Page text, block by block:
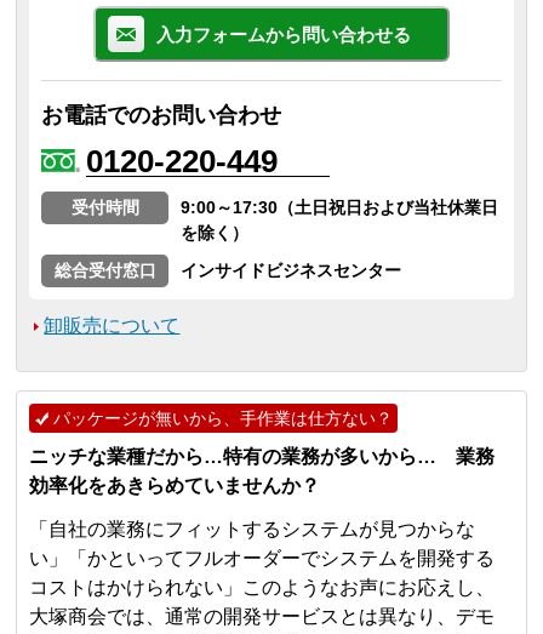
入力フォームから問い合わせる
お電話でのお問い合わせ
0120-220-449
受付時間
9:00～17:30（土日祝日および当社休業日
を除く）
総合受付窓口
インサイドビジネスセンター
卸販売について
パッケージが無いから、手作業は仕方ない？
ニッチな業種だから…特有の業務が多いから… 業務
効率化をあきらめていませんか？
「自社の業務にフィットするシステムが見つからな
い」「かといってフルオーダーでシステムを開発する
コストはかけられない」このようなお声にお応えし、
大塚商会では、通常の開発サービスとは異なり、デモ